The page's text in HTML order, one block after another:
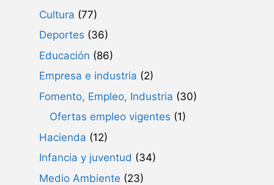
Cultura (77)
Deportes (36)
Educación (86)
Empresa e industria (2)
Fomento, Empleo, Industria (30)
Ofertas empleo vigentes (1)
Hacienda (12)
Infancia y juventud (34)
Medio Ambiente (23)